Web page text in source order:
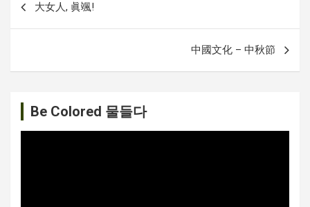
션
大女人, 眞颯!
中國文化 – 中秋節
Be Colored 물들다